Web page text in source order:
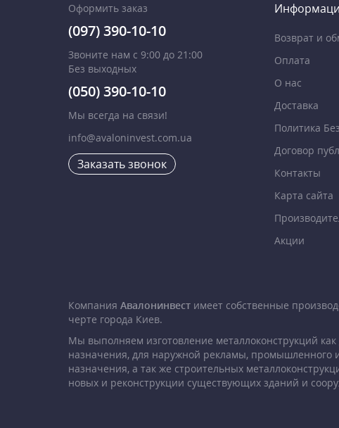
Оформить заказ
(097) 390-10-10
Звоните нам с 9:00 до 21:00
Без выходных
(050) 390-10-10
Мы всегда на связи!
info@avaloninvest.com.ua
Заказать звонок
Возврат и
Оплата
О нас
Доставка
Политика
Договор
Контакты
Карта сайта
Акции
Компания Авалонинвест имеет собственные
черте города Киев.
Мы выполняем изготовление металлоконструкций как
назначения, для наружной рекламы, промышленного
назначения, а так же строительных
новых и реконструкции существующих зданий и